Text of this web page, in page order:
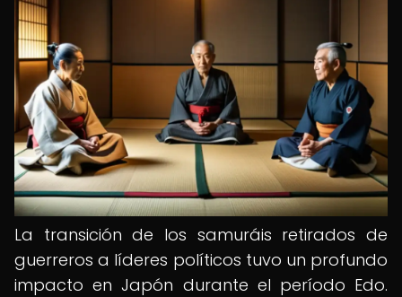
La transición de los samuráis retirados de
guerreros a líderes políticos tuvo un profundo
impacto en Japón durante el período Edo.